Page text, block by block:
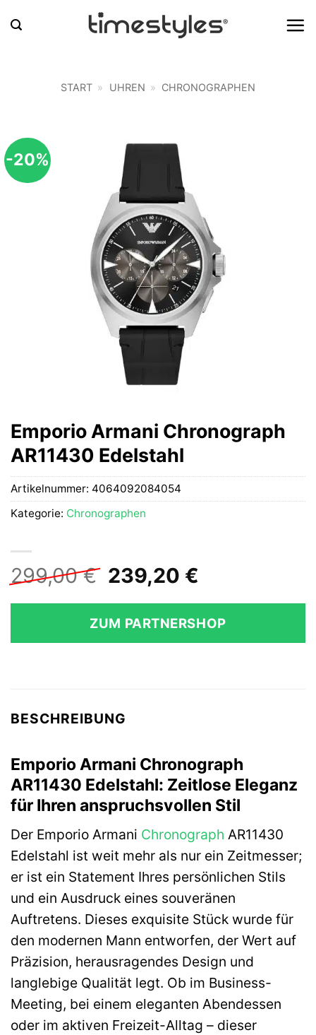
Inhalt
START » UHREN » CHRONOGRAPHEN
-20%
Emporio Armani Chronograph
AR11430 Edelstahl
299,00€ Ursprünglicher
Preis
war:
299,00 €
239,20 €
ist:
239,20 €.
ZUM PARTNERSHOP
Artikelnummer: 4064092084054
Kategorie: Chronographen
BESCHREIBUNG
Emporio Armani Chronograph
AR11430 Edelstahl: Zeitlose Eleganz
für Ihren anspruchsvollen Stil
Der Emporio Armani Chronograph AR11430
Edelstahl ist weit mehr als nur ein Zeitmesser;
er ist ein Statement Ihres persönlichen Stils
und ein Ausdruck eines souveränen
Auftretens. Dieses exquisite Stück wurde für
den modernen Mann entworfen, der Wert auf
Präzision, herausragendes Design und
langlebige Qualität legt. Ob im Business-
Meeting, bei einem eleganten Abendessen
oder im aktiven Freizeit-Alltag – dieser